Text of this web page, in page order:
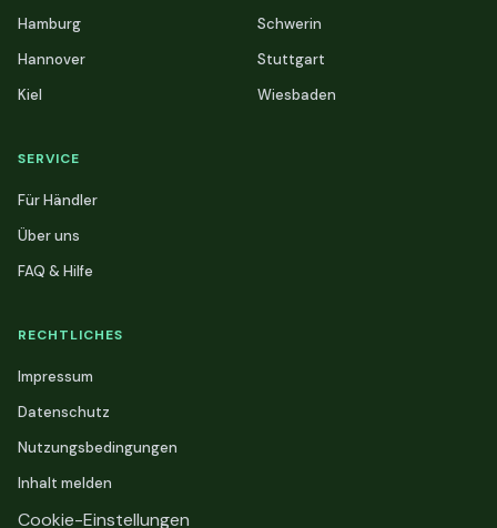
Hamburg
Hannover
Kiel
Schwerin
Stuttgart
Wiesbaden
SERVICE
Für Händler
Über uns
FAQ & Hilfe
RECHTLICHES
Impressum
Datenschutz
Nutzungsbedingungen
Inhalt melden
Cookie-Einstellungen